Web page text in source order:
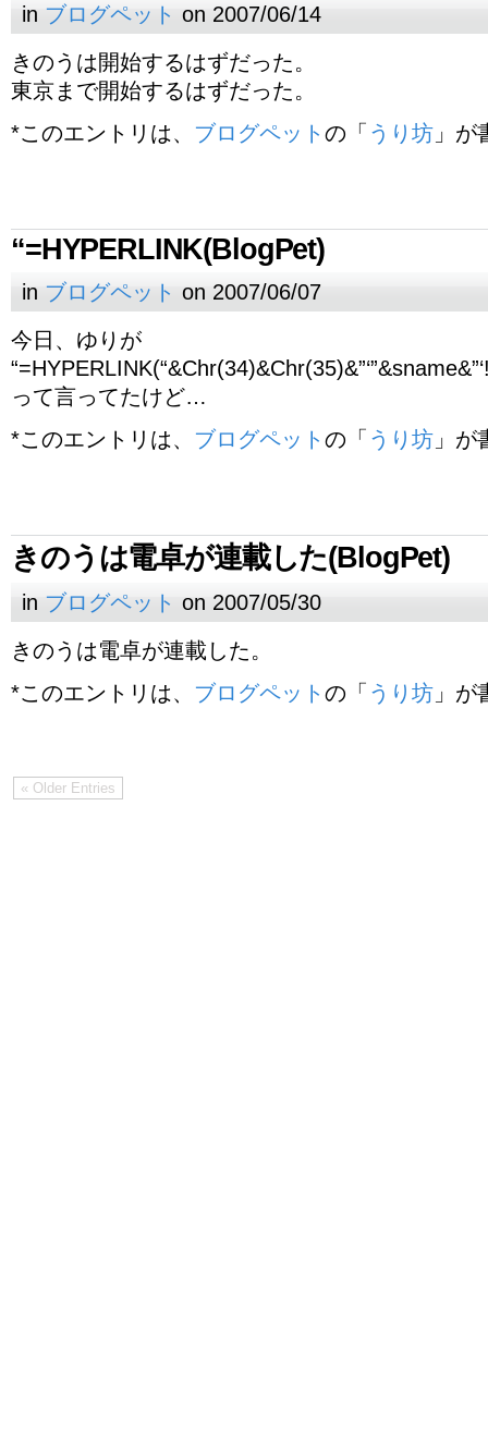
in ブログペット on 2007/06/14
きのうは開始するはずだった。
東京まで開始するはずだった。
*このエントリは、 ブログペット の「 うり坊 」が
“=HYPERLINK(BlogPet)
in ブログペット on 2007/06/07
今日、ゆりが
って言ってたけど…
*このエントリは、 ブログペット の「 うり坊 」が
きのうは電卓が連載した(BlogPet)
in ブログペット on 2007/05/30
きのうは電卓が連載した。
*このエントリは、 ブログペット の「 うり坊 」が
« Older Entries